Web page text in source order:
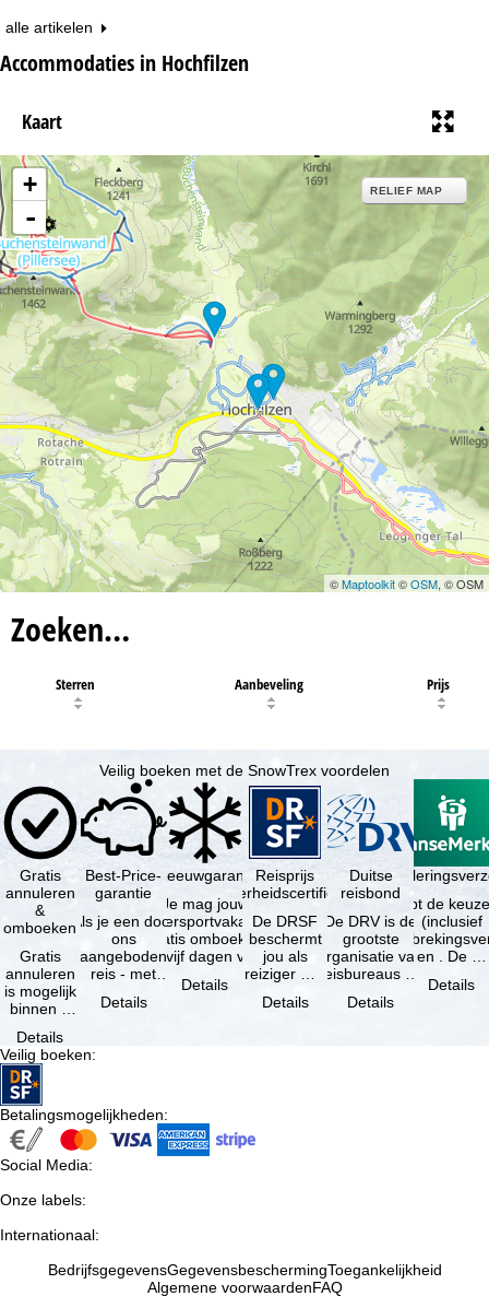
alle artikelen
Accommodaties in Hochfilzen
Kaart
+
-
RELIEF MAP
©Maptoolkit©OSM, © OSM
Zoeken…
Sterren Aanbeveling Prijs
Veilig boeken met de SnowTrex voordelen
Gratis
annuleren
&
omboeken
Gratis
annuleren
is mogelijk
binnen 5
de
boeking,
als jouw
vakantie …
Details
Best-Price-
garantie
Als je een door
ons
aangeboden
reis - met
dezelfde inhoud
en
Details
Sneeuwgarantie
Je mag jouw
wintersportvakantie
gratis omboeken
als vijf dagen voor
Details
Reisprijs
zekerheidscertificaat
De DRSF
beschermt
jou als
reiziger met
pakketreis
Details
Duitse
reisbond
De DRV is de
grootste
organisatie van
reisbureaus en
in Duitsland. …
Details
Je hebt de
(inclusief
en . De …
Details
Veilig boeken:
Betalingsmogelijkheden:
Social Media:
Onze labels:
Internationaal:
BedrijfsgegevensGegevensbeschermingToegankelijkheid
Algemene voorwaardenFAQ